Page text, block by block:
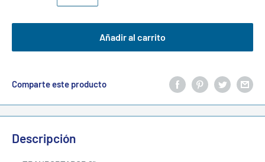
Añadir al carrito
Comparte este producto
Descripción